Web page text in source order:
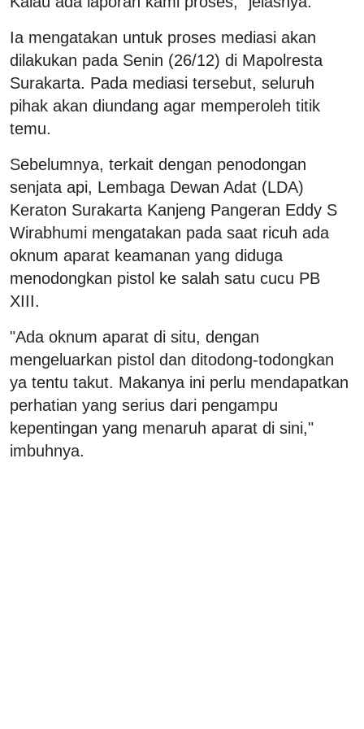
Ia mengatakan untuk proses mediasi akan
dilakukan pada Senin (26/12) di Mapolresta
Surakarta. Pada mediasi tersebut, seluruh
pihak akan diundang agar memperoleh titik
temu.
Sebelumnya, terkait dengan penodongan
senjata api, Lembaga Dewan Adat (LDA)
Keraton Surakarta Kanjeng Pangeran Eddy S
Wirabhumi mengatakan pada saat ricuh ada
oknum aparat keamanan yang diduga
menodongkan pistol ke salah satu cucu PB
XIII.
"Ada oknum aparat di situ, dengan
mengeluarkan pistol dan ditodong-todongkan
ya tentu takut. Makanya ini perlu mendapatkan
perhatian yang serius dari pengampu
kepentingan yang menaruh aparat di sini,"
imbuhnya.